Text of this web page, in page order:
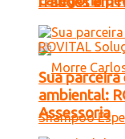
Sua
ambiental:
Assessoria